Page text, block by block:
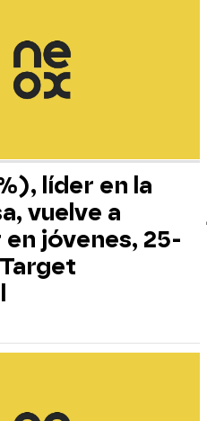
líder en la
vuelve a
jóvenes, 25-